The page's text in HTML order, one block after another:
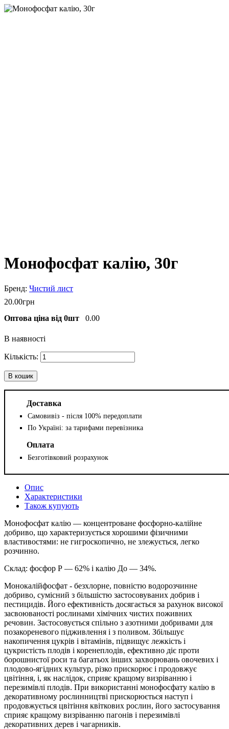
Монофосфат калію, 30г
Чистий лист
20.00грн
Оптова ціна від 0шт
0.00
В наявності
В кошик
Доставка
Самовивіз - після 100% передоплати
По Україні: за тарифами перевізника
Оплата
Безготівковий розрахунок
Опис
Характеристики
Також купують
Монофосфат калію ― концентроване фосфорно-калійне
добриво, що характеризується хорошими фізичними
властивостями: не гигроскопично, не злежується, легко
розчинно.
Склад: фосфор Р ― 62% і калію До ― 34%.
Монокалійфосфат - безхлорне, повністю водорозчинне
добриво, сумісний з більшістю застосовуваних добрив і
пестицидів. Його ефективність досягається за рахунок високої
засвоюваності рослинами хімічних чистих поживних
речовин. Застосовується спільно з азотними добривами для
позакореневого підживлення і з поливом. Збільшує
накопичення цукрів і вітамінів, підвищує лежкість і
цукристість плодів і коренеплодів, ефективно діє проти
борошнистої роси та багатьох інших захворювань овочевих і
плодово-ягідних культур, різко прискорює і продовжує
цвітіння, і, як наслідок, сприяє кращому визріванню і
перезимівлі плодів. При використанні монофосфату калію в
декоративному рослинництві прискорюється наступ і
продовжується цвітіння квіткових рослин, його застосування
сприяє кращому визріванню пагонів і перезимівлі
декоративних дерев і чагарників.